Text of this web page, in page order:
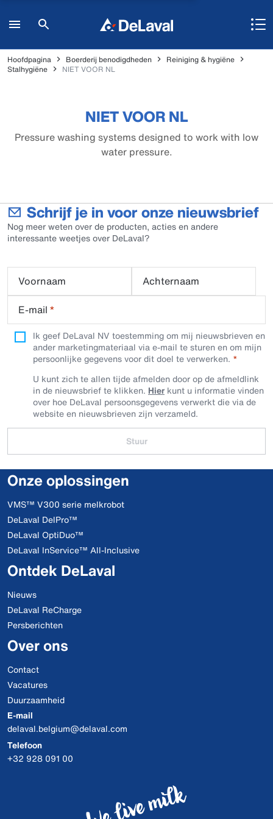
Hoofdpagina Boerderij benodigdheden
Reiniging & hygiëne
Stalhygiëne
NIET VOOR NL
NIET VOOR NL
Pressure washing systems designed to work with low
water pressure.
Schrijf je in voor onze nieuwsbrief
Nog meer weten over de producten, acties en andere
interessante weetjes over DeLaval?
Voornaam
Achternaam
E-mail *
Ik geef DeLaval NV toestemming om mij nieuwsbrieven en
ander marketingmateriaal via e-mail te sturen en om mijn
persoonlijke gegevens voor dit doel te verwerken.
U kunt zich te allen tijde afmelden door op de afmeldlink
in de nieuwsbrief te klikken. Hier kunt u informatie vinden
over hoe DeLaval persoonsgegevens verwerkt die via de
website en nieuwsbrieven zijn verzameld.
Stuur
Onze oplossingen
VMS™ V300 serie melkrobot
DeLaval DelPro™
DeLaval OptiDuo™
DeLaval InService™ All-Inclusive
Ontdek DeLaval
Nieuws
DeLaval ReCharge
Persberichten
Over ons
Contact
Vacatures
Duurzaamheid
E-mail
delaval.belgium@delaval.com
Telefoon
+32 928 091 00